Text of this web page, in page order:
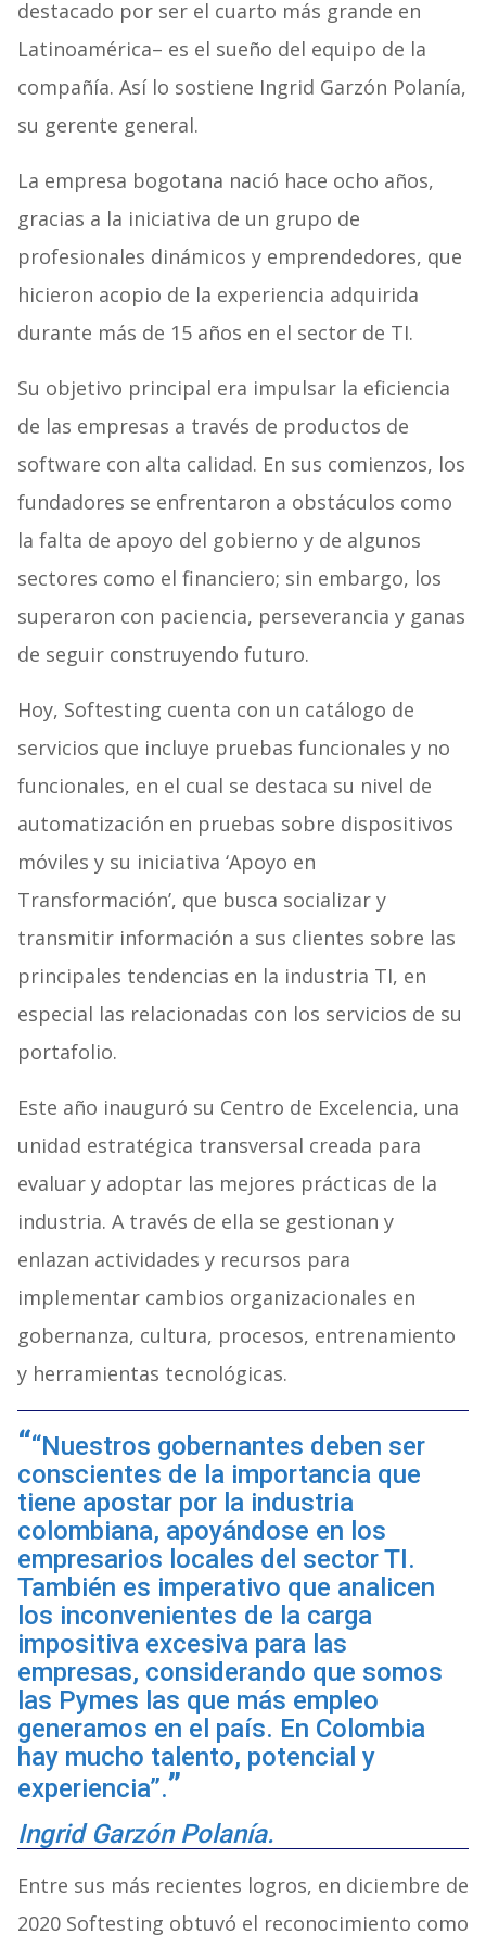
destacado por ser el cuarto más grande en
Latinoamérica– es el sueño del equipo de la
compañía. Así lo sostiene Ingrid Garzón Polanía,
su gerente general.
La empresa bogotana nació hace ocho años,
gracias a la iniciativa de un grupo de
profesionales dinámicos y emprendedores, que
hicieron acopio de la experiencia adquirida
durante más de 15 años en el sector de TI.
Su objetivo principal era impulsar la eficiencia
de las empresas a través de productos de
software con alta calidad. En sus comienzos, los
fundadores se enfrentaron a obstáculos como
la falta de apoyo del gobierno y de algunos
sectores como el financiero; sin embargo, los
superaron con paciencia, perseverancia y ganas
de seguir construyendo futuro.
Hoy, Softesting cuenta con un catálogo de
servicios que incluye pruebas funcionales y no
funcionales, en el cual se destaca su nivel de
automatización en pruebas sobre dispositivos
móviles y su iniciativa ‘Apoyo en
Transformación’, que busca socializar y
transmitir información a sus clientes sobre las
principales tendencias en la industria TI, en
especial las relacionadas con los servicios de su
portafolio.
Este año inauguró su Centro de Excelencia, una
unidad estratégica transversal creada para
evaluar y adoptar las mejores prácticas de la
industria. A través de ella se gestionan y
enlazan actividades y recursos para
implementar cambios organizacionales en
gobernanza, cultura, procesos, entrenamiento
y herramientas tecnológicas.
“Nuestros gobernantes deben ser
conscientes de la importancia que
tiene apostar por la industria
colombiana, apoyándose en los
empresarios locales del sector TI.
También es imperativo que analicen
los inconvenientes de la carga
impositiva excesiva para las
empresas, considerando que somos
las Pymes las que más empleo
generamos en el país. En Colombia
hay mucho talento, potencial y
experiencia”.
Ingrid Garzón Polanía.
Entre sus más recientes logros, en diciembre de
2020 Softesting obtuvó el reconocimiento como